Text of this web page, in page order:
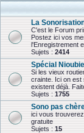
La
C'est le Forum
Postez ici vos
l'Enregistrement
Sujets : 2414
Spécial
Si les vieux
crainte. Ici on est
existent déjà.
Sujets : 1755
Sono pas
ici vous
gratuite
Sujets : 15